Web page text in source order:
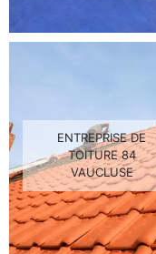
ENTREPRISE DE
TOITURE 84
VAUCLUSE